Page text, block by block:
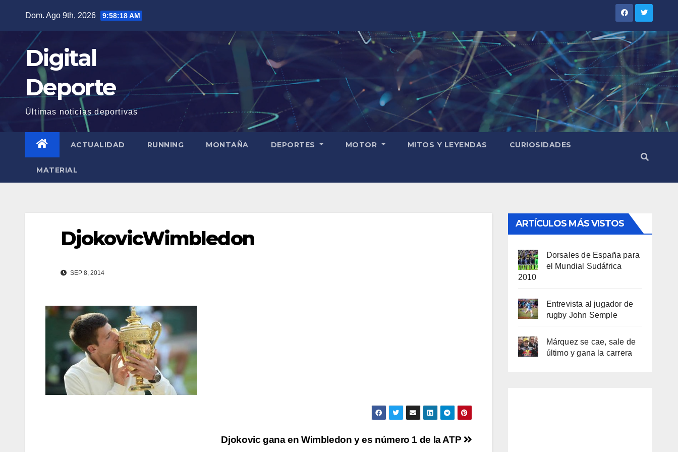
contenido
Dom. Ago 9th, 2026 9:58:18 AM
Digital
Deporte
Últimas noticias deportivas
ACTUALIDAD RUNNING MONTAÑA DEPORTES MOTOR MITOS Y LEYENDAS CURIOSIDADES
MATERIAL
DjokovicWimbledon
SEP 8, 2014
Djokovic gana en Wimbledon y es número 1 de la ATP
ARTÍCULOS MÁS VISTOS
Dorsales de España para
el Mundial Sudáfrica
2010
Entrevista al jugador de
rugby John Semple
Márquez se cae, sale de
último y gana la carrera